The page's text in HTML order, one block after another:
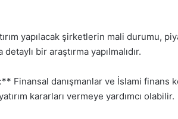
yapılacak şirketlerin mali durumu,
bir araştırma yapılmalıdır.
Finansal danışmanlar ve İslami finans
kararları vermeye yardımcı olabilir.